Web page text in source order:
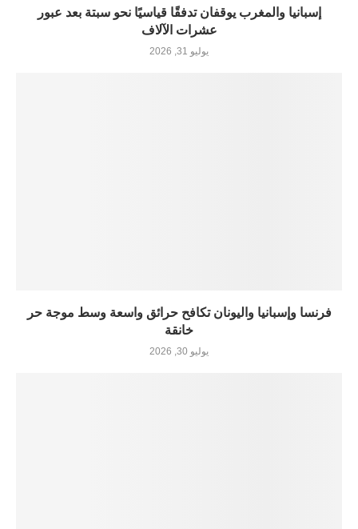
إسبانيا والمغرب يوقفان تدفقًا قياسيًا نحو سبتة بعد عبور
عشرات الآلاف
يوليو 31, 2026
فرنسا وإسبانيا واليونان تكافح حرائق واسعة وسط موجة حر
خانقة
يوليو 30, 2026